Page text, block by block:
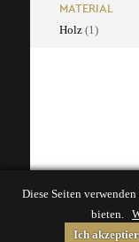
MATERIAL
Holz (1)
Diese Seiten
bieten.
Ich